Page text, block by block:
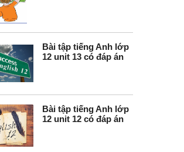
Bài tập tiếng Anh lớp
12 unit 13 có đáp án
Bài tập tiếng Anh lớp
12 unit 12 có đáp án